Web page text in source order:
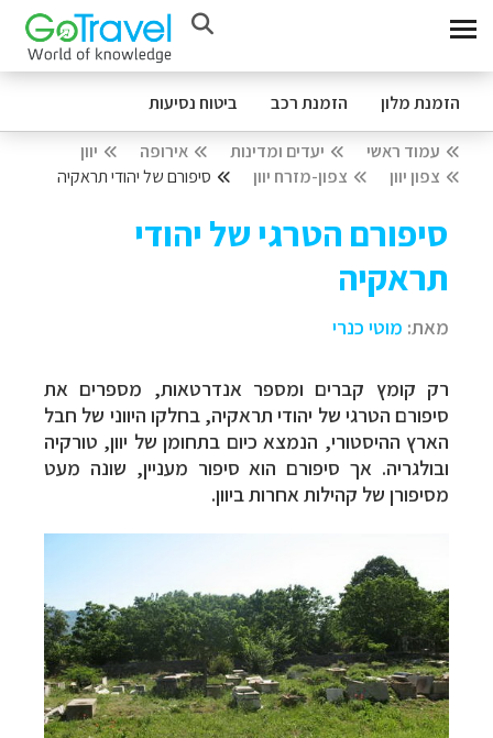
הזמנת מלון הזמנת רכב ביטוח נסיעות
עמוד ראשי יעדים ומדינות אירופה
יוון
צפון יוון
צפון-מזרח יוון סיפורם של יהודי תראקיה
סיפורם הטרגי של יהודי
תראקיה
מאת: מוטי כנרי
רק קומץ קברים ומספר אנדרטאות, מספרים את
סיפורם הטרגי של יהודי תראקיה, בחלקו היווני של חבל
הארץ ההיסטורי, הנמצא כיום בתחומן של יוון, טורקיה
ובולגריה. אך סיפורם הוא סיפור מעניין, שונה מעט
מסיפורן של קהילות אחרות ביוון.